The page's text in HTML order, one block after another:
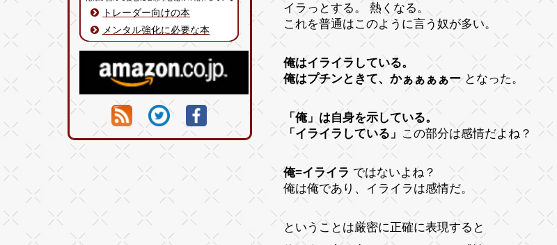
トレーダー向けの本
メンタル強化に必要な本
イラっとする。 熱くなる。
これを普通はこのように言う奴が多い。
俺はイライラしている。
俺はプチンときて、かぁぁぁぁーとなった。
「俺」は自身を示している。
「イライラしている」 この部分は感情だよね？
俺=イライラ ではないよね？
俺は俺であり、イライラは感情だ。
ということは厳密に正確に表現すると